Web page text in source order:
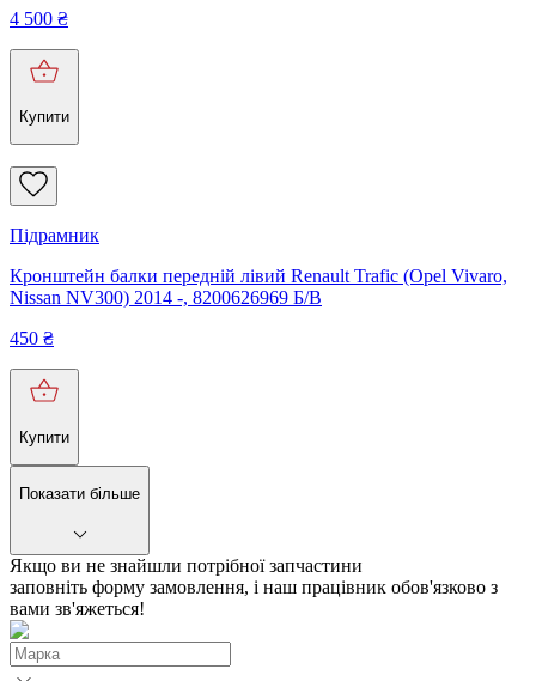
4 500 ₴
Купити
Підрамник
Кронштейн балки передній лівий Renault Trafic (Opel Vivaro,
Nissan NV300) 2014 -, 8200626969 Б/В
450 ₴
Купити
Показати більше
Якщо ви не знайшли потрібної запчастини
заповніть форму замовлення, і наш працівник обов'язково з
вами зв'яжеться!